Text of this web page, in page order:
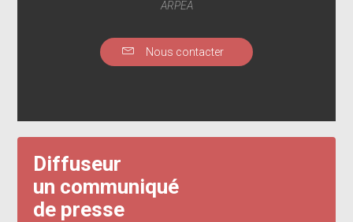
ARPEA
Nous contacter
Diffuseur
un communiqué
de presse